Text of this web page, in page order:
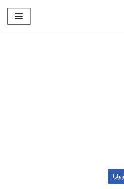
وازا